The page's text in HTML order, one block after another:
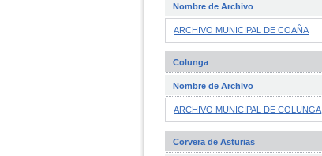
Nombre de Archivo
ARCHIVO MUNICIPAL DE COAÑA
Colunga
Nombre de Archivo
ARCHIVO MUNICIPAL DE COLUNGA
Corvera de Asturias